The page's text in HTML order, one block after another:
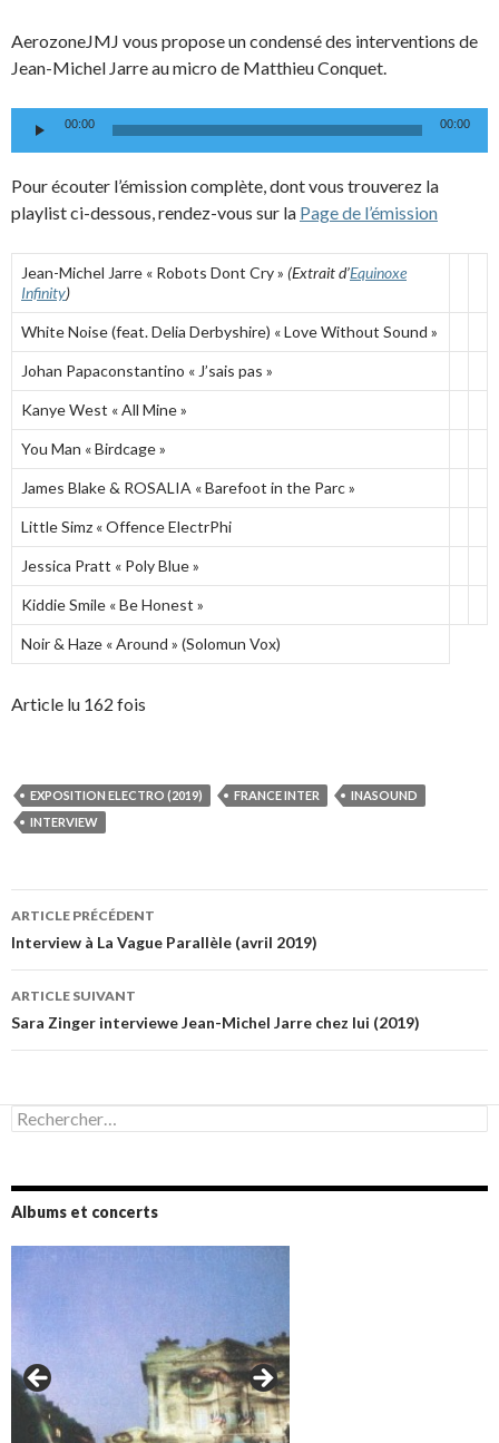
AerozoneJMJ vous propose un condensé des interventions de
Jean-Michel Jarre au micro de Matthieu Conquet.
Lecteur00:00 00:00
Pour écouter l’émission complète, dont vous trouverez la
playlist ci-dessous, rendez-vous sur la Page de l’émission
Jean-Michel Jarre « Robots Dont Cry » (Extrait d’Equinoxe
Infinity)
White Noise (feat. Delia Derbyshire) « Love Without Sound »
Johan Papaconstantino « J’sais pas »
Kanye West « All Mine »
You Man « Birdcage »
James Blake & ROSALIA « Barefoot in the Parc »
Little Simz « Offence ElectrPhi
Jessica Pratt « Poly Blue »
Kiddie Smile « Be Honest »
Noir & Haze « Around » (Solomun Vox)
Article lu 162 fois
EXPOSITION ELECTRO (2019) FRANCE INTER
INASOUND
INTERVIEW
Navigation
des
articles
ARTICLE PRÉCÉDENT
Interview à La Vague Parallèle (avril 2019)
ARTICLE SUIVANT
Sara Zinger interviewe Jean-Michel Jarre chez lui (2019)
Rechercher :
Albums et concerts